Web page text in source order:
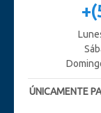
ÚNICAMENTE